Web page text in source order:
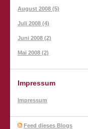
August 2008 (5)
Juli 2008 (4)
Juni 2008 (2)
Mai 2008 (2)
Impressum
Impressum
Feed dieses Blogs